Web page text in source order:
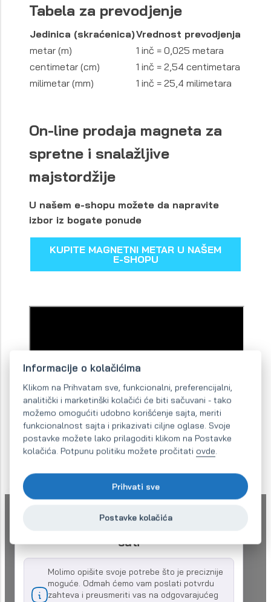
Informacije o kolačićima
Klikom na Prihvatam sve, funkcionalni, preferencijalni,
analitički i marketinški kolačići će biti sačuvani - tako
možemo omogućiti udobno korišćenje sajta, meriti
funkcionalnost sajta i prikazivati ciljne oglase. Svoje
postavke možete lako prilagoditi klikom na Postavke
kolačića. Potpunu politiku možete pročitati ovde.
Prihvati sve
Postavke kolačića
Tabela za prevodjenje
Jedinica (skraćenica)Vrednost prevodjenja
metar (m)
1 inč = 0,025 metara
centimetar (cm)
1 inč = 2,54 centimetara
milimetar (mm)
1 inč = 25,4 milimetara
On-line prodaja magneta za
spretne i snalažljive
majstordžije
U našem e-shopu možete da napravite
izbor iz bogate ponude
KUPITE MAGNETNI METAR U NAŠEM
E-SHOPU
Pitajte o našim uslugama -
sati
Molimo opišite svoje potrebe što je preciznije
moguće. Odmah ćemo vam poslati potvrdu
zahteva i preusmeriti vas na odgovarajućeg